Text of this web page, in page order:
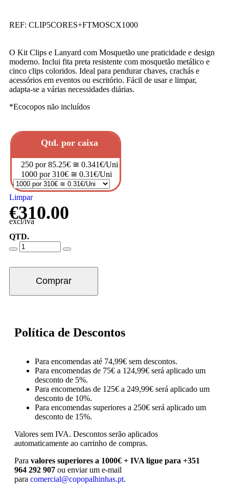
REF: CLIP5CORES+FTMOSCX1000
O Kit Clips e Lanyard com Mosquetão une praticidade e design
moderno. Inclui fita preta resistente com mosquetão metálico e
cinco clips coloridos. Ideal para pendurar chaves, crachás e
acessórios em eventos ou escritório. Fácil de usar e limpar,
adapta-se a várias necessidades diárias.
*Ecocopos não incluídos
Qtd. por caixa
250 por 85.25€ ≅ 0.341€/Uni
1000 por 310€ ≅ 0.31€/Uni
Limpar
€310.00
excl/iva
QTD.
Comprar
Política de Descontos
Para encomendas até 74,99€ sem descontos.
Para encomendas de 75€ a 124,99€ será aplicado um
desconto de 5%.
Para encomendas de 125€ a 249,99€ será aplicado um
desconto de 10%.
Para encomendas superiores a 250€ será aplicado um
desconto de 15%.
Valores sem IVA. Descontos serão aplicados
automaticamente ao carrinho de compras.
Para valores superiores a 1000€ + IVA ligue para +351
964 292 907 ou enviar um e-mail
para comercial@copopalhinhas.pt.